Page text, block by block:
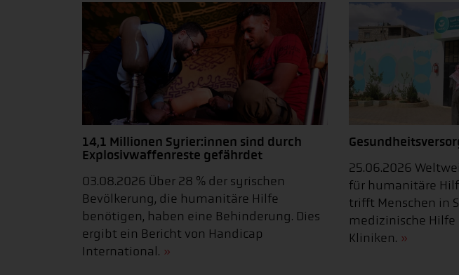
14,1 Millionen Syrier:innen sind durch
Explosivwaffenreste gefährdet
03.08.2026 Über 28 % der syrischen
Bevölkerung, die humanitäre Hilfe
benötigen, haben eine Behinderung. Dies
ergibt ein Bericht von Handicap
International.
25.06.2026
für humanitäre
trifft Menschen in
medizinische
Kliniken.